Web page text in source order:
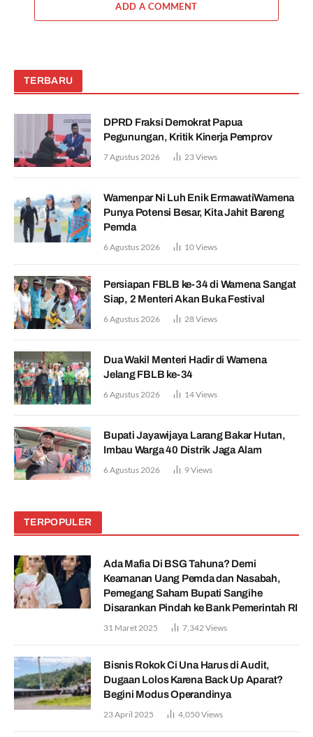
ADD A COMMENT
TERBARU
DPRD Fraksi Demokrat Papua
Pegunungan, Kritik Kinerja Pemprov
7 Agustus 2026 23Views
Wamenpar Ni Luh Enik ErmawatiWamena
Punya Potensi Besar, Kita Jahit Bareng
Pemda
6 Agustus 2026 10Views
Persiapan FBLB ke-34 di Wamena Sangat
Siap, 2 Menteri Akan Buka Festival
6 Agustus 2026 28Views
Dua Wakil Menteri Hadir di Wamena
Jelang FBLB ke-34
6 Agustus 2026 14Views
Bupati Jayawijaya Larang Bakar Hutan,
Imbau Warga 40 Distrik Jaga Alam
6 Agustus 2026 9Views
TERPOPULER
Ada Mafia Di BSG Tahuna? Demi
Keamanan Uang Pemda dan Nasabah,
Pemegang Saham Bupati Sangihe
Disarankan Pindah ke Bank Pemerintah RI
31 Maret 2025 7,342Views
Bisnis Rokok Ci Una Harus di Audit,
Dugaan Lolos Karena Back Up Aparat?
Begini Modus Operandinya
23 April 2025 4,050Views